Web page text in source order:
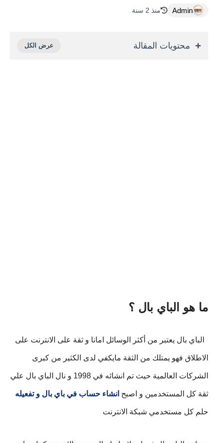
Admin منذ 2 سنة
محتويات المقالة
ما هو الباي بال ؟
ثقة كل المستخدمين و اصبح انشاء حساب في باي بال و تفعيله
حلم كل مستخدمي شبكة الانترنت